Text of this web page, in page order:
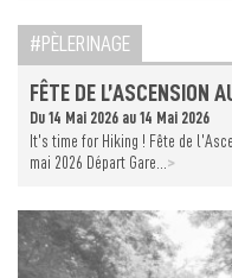
PÈLERINAGE
FÊTE DE L’ASCENSION
Du 14 Mai 2026 au 14 Mai 2026
It’s time for Hiking ! Fête de
mai 2026 Départ Gare... >